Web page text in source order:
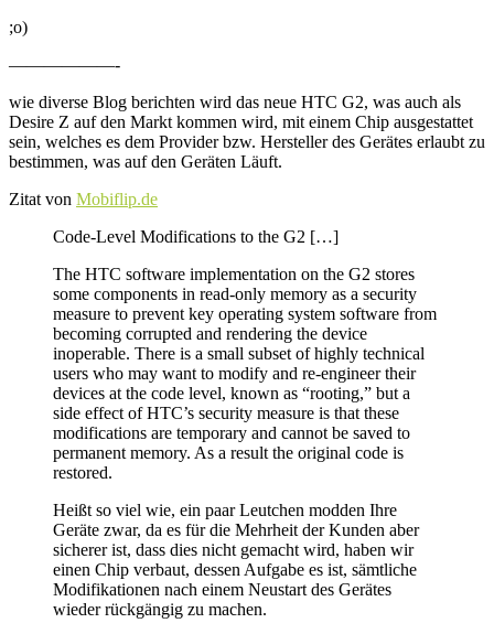
;o)
——————-
wie diverse Blog berichten wird das neue HTC G2, was auch als
Desire Z auf den Markt kommen wird, mit einem Chip ausgestattet
sein, welches es dem Provider bzw. Hersteller des Gerätes erlaubt zu
bestimmen, was auf den Geräten Läuft.
Zitat von Mobiflip.de
Code-Level Modifications to the G2 […]
The HTC software implementation on the G2 stores
some components in read-only memory as a security
measure to prevent key operating system software from
becoming corrupted and rendering the device
inoperable. There is a small subset of highly technical
users who may want to modify and re-engineer their
devices at the code level, known as “rooting,” but a
side effect of HTC’s security measure is that these
modifications are temporary and cannot be saved to
permanent memory. As a result the original code is
restored.
Heißt so viel wie, ein paar Leutchen modden Ihre
Geräte zwar, da es für die Mehrheit der Kunden aber
sicherer ist, dass dies nicht gemacht wird, haben wir
einen Chip verbaut, dessen Aufgabe es ist, sämtliche
Modifikationen nach einem Neustart des Gerätes
wieder rückgängig zu machen.